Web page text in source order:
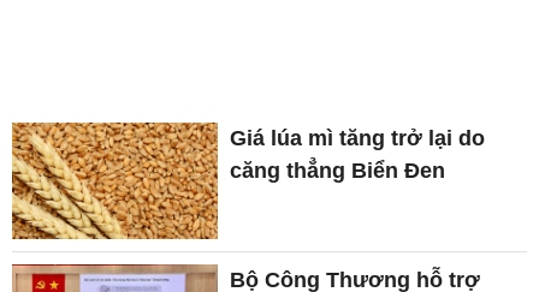
Giá lúa mì tăng trở lại do
căng thẳng Biển Đen
Bộ Công Thương hỗ trợ